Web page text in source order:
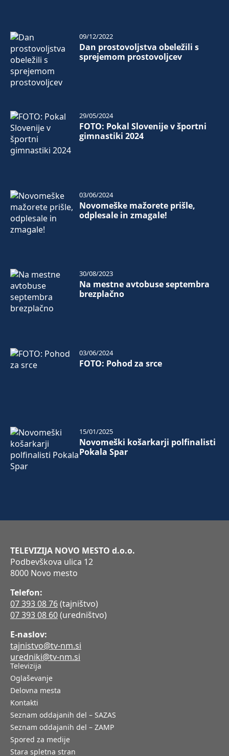
Dan prostovoljstva obeležili s
sprejemom prostovoljcev
09/12/2022
FOTO: Pokal Slovenije v športni
gimnastiki 2024
29/05/2024
Novomeške mažorete prišle,
odplesale in zmagale!
03/06/2024
Na mestne avtobuse septembra
brezplačno
30/08/2023
FOTO: Pohod za srce
03/06/2024
Novomeški košarkarji polfinalisti
Pokala Spar
15/01/2025
TELEVIZIJA NOVO MESTO d.o.o.
Podbevškova ulica 12
8000 Novo mesto
Telefon:
07 393 08 76(tajništvo)
07 393 08 60(uredništvo)
E-naslov:
tajnistvo@tv-nm.si
uredniki@tv-nm.si
Televizija
Oglaševanje
Delovna mesta
Kontakti
Seznam oddajanih del – SAZAS
Seznam oddajanih del – ZAMP
Spored za medije
Stara spletna stran